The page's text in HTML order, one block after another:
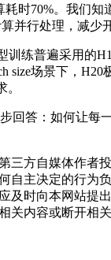
70%。我们知
并行处理，减少
普遍采用的
size场景下，
回答：如何让
方自媒体作者
自主决定的行
及时向本网站
关内容或断开相关